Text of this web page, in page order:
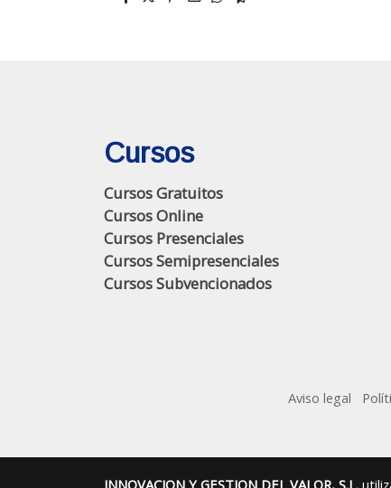
Cursos
Cursos Gratuitos
Cursos Online
Cursos Presenciales
Cursos Semipresenciales
Cursos Subvencionados
Aviso legal